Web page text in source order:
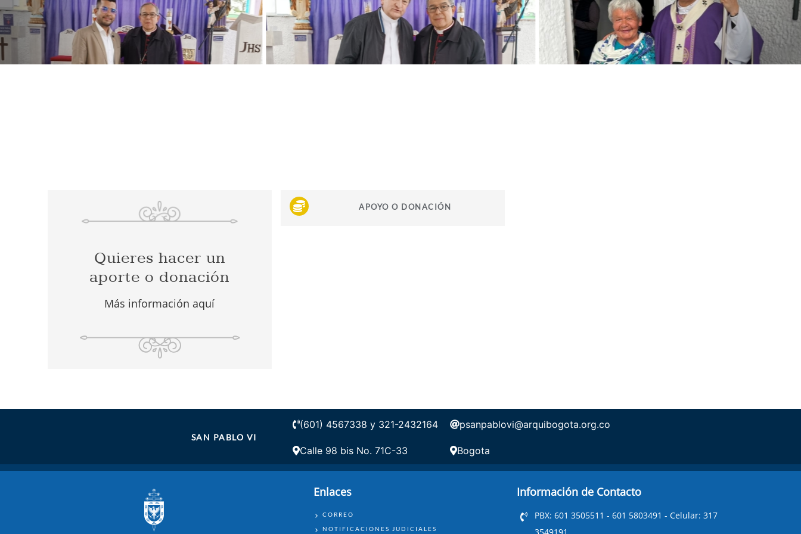
Quieres hacer un
aporte o donación
Más información aquí
APOYO O DONACIÓN
SAN PABLO VI
(601) 4567338 y 321-2432164 psanpablovi@arquibogota.org.co
Calle 98 bis No. 71C-33 Bogota
Enlaces
ENLACES
CORREO
NOTIFICACIONES JUDICIALES
Información de Contacto
PBX: 601 3505511 - 601 5803491 - Celular: 317